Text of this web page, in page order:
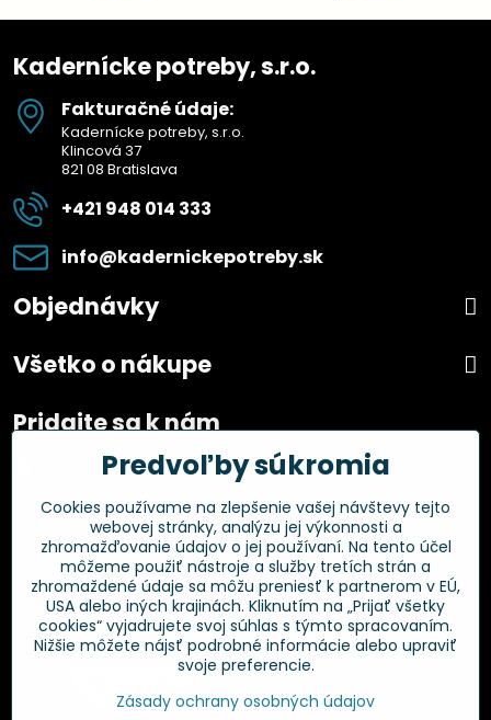
Kadernícke potreby, s.r.o.
Fakturačné údaje:
Kadernícke potreby, s.r.o.
Klincová 37
821 08 Bratislava
+421 948 014 333
info​@kadernickepotreby​.sk
Objednávky
Všetko o nákupe
Pridajte sa k nám
Facebook
Overené zákazníkmi
Predvoľby súkromia
Cookies používame na zlepšenie vašej návštevy tejto
webovej stránky, analýzu jej výkonnosti a
zhromažďovanie údajov o jej používaní. Na tento účel
môžeme použiť nástroje a služby tretích strán a
zhromaždené údaje sa môžu preniesť k partnerom v EÚ,
USA alebo iných krajinách. Kliknutím na „Prijať všetky
cookies“ vyjadrujete svoj súhlas s týmto spracovaním.
Nižšie môžete nájsť podrobné informácie alebo upraviť
svoje preferencie.
Zásady ochrany osobných údajov